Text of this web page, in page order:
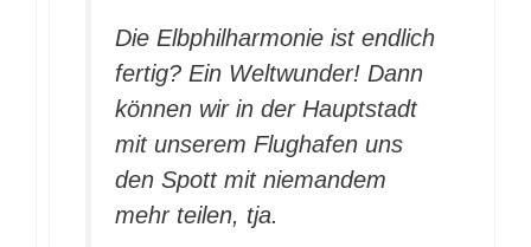
Die Elbphilharmonie ist endlich
fertig? Ein Weltwunder! Dann
können wir in der Hauptstadt
mit unserem Flughafen uns
den Spott mit niemandem
mehr teilen, tja.